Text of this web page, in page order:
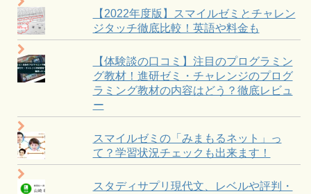
【2022年度版】スマイルゼミとチャレン
ジタッチ徹底比較！英語や料金も
【体験談の口コミ】注目のプログラミン
グ教材！進研ゼミ・チャレンジのプログ
ラミング教材の内容はどう？徹底レビュ
ー
スマイルゼミの「みまもるネット」っ
て？学習状況チェックも出来ます！
スタディサプリ現代文、レベルや評判・